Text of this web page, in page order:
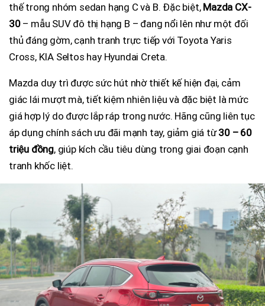
thế trong nhóm sedan hạng C và B. Đặc biệt, Mazda CX-
30– mẫu SUV đô thị hạng B – đang nổi lên như một đối
thủ đáng gờm, cạnh tranh trực tiếp với Toyota Yaris
Cross, KIA Seltos hay Hyundai Creta.
Mazda duy trì được sức hút nhờ thiết kế hiện đại, cảm
giác lái mượt mà, tiết kiệm nhiên liệu và đặc biệt là mức
giá hợp lý do được lắp ráp trong nước. Hãng cũng liên tục
áp dụng chính sách ưu đãi mạnh tay, giảm giá từ30 – 60
triệu đồng, giúp kích cầu tiêu dùng trong giai đoạn cạnh
tranh khốc liệt.